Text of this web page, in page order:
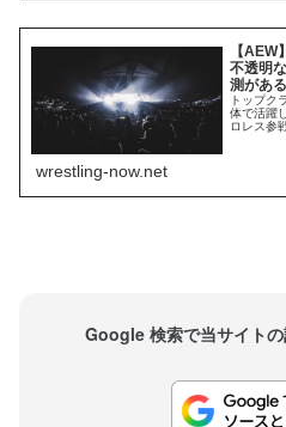
【
不透明
測があ
トップク
体で活躍
ロレス参
業を達
4月で満
wrestling-now.net
Google 検索で当サイト